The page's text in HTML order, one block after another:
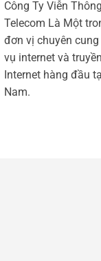
Công Ty Viễn
Telecom Là Một
đơn vị chuyên
vụ internet và
Internet hàng đầu
Nam.